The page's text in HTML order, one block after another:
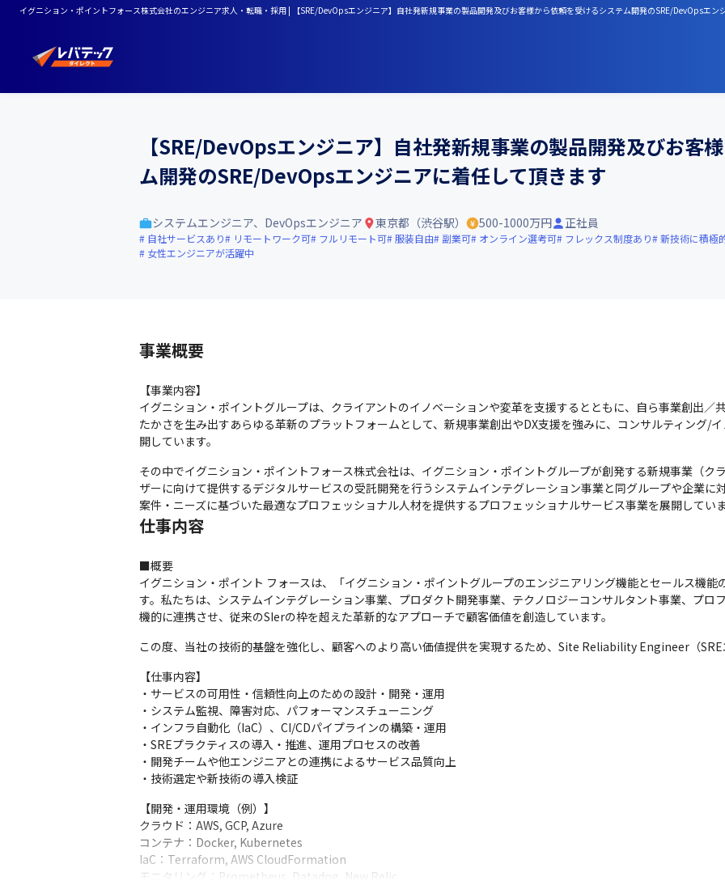
イグニション・ポイントフォース株式会社のエンジニア求人・転職・採用 | 【SRE/DevOpsエンジニア】自社発新規事業の製品開発及びお客様から依頼を受けるシステム開発のSRE/DevOpsエン
【SRE/DevOpsエンジニア】自社発新規事業の製品開発及びお客
ム開発のSRE/DevOpsエンジニアに着任して頂きます
システムエンジニア、DevOpsエンジニア 東京都（渋谷駅） 500-1000万円 正社員
自社サービスあり リモートワーク可 フルリモート可 服装自由 副業可 オンライン選考可 フレックス制度あり 新技術に積極
女性エンジニアが活躍中
事業概要
【事業内容】
イグニション・ポイントグループは、クライアントのイノベーションや変革を支援するとともに、自ら事業創出／
たかさを生み出すあらゆる革新のプラットフォームとして、新規事業創出やDX支援を強みに、コンサルティング/
開しています。
その中でイグニション・ポイントフォース株式会社は、イグニション・ポイントグループが創発する新規事業（ク
ザーに向けて提供するデジタルサービスの受託開発を行うシステムインテグレーション事業と同グループや企業に
案件・ニーズに基づいた最適なプロフェッショナル人材を提供するプロフェッショナルサービス事業を展開していま
仕事内容
■概要
イグニション・ポイント フォースは、「イグニション・ポイントグループのエンジニアリング機能とセールス機
す。私たちは、システムインテグレーション事業、プロダクト開発事業、テクノロジーコンサルタント事業、プロ
機的に連携させ、従来のSIerの枠を超えた革新的なアプローチで顧客価値を創造しています。
この度、当社の技術的基盤を強化し、顧客へのより高い価値提供を実現するため、Site Reliability Engineer（SRE
【仕事内容】
・サービスの可用性・信頼性向上のための設計・開発・運用
・システム監視、障害対応、パフォーマンスチューニング
・インフラ自動化（IaC）、CI/CDパイプラインの構築・運用
・SREプラクティスの導入・推進、運用プロセスの改善
・開発チームや他エンジニアとの連携によるサービス品質向上
・技術選定や新技術の導入検証
【開発・運用環境（例）】
クラウド：AWS, GCP, Azure
コンテナ：Docker, Kubernetes
IaC：Terraform, AWS CloudFormation
モニタリング：Prometheus, Datadog, New Relic